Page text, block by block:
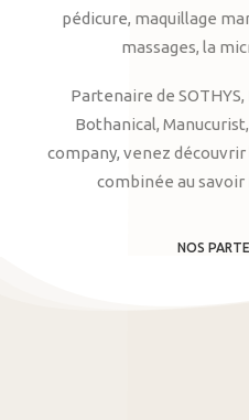
pédicure, maquillage
massages, la
Partenaire de
Bothanical,
company, venez
combinée au
NOS